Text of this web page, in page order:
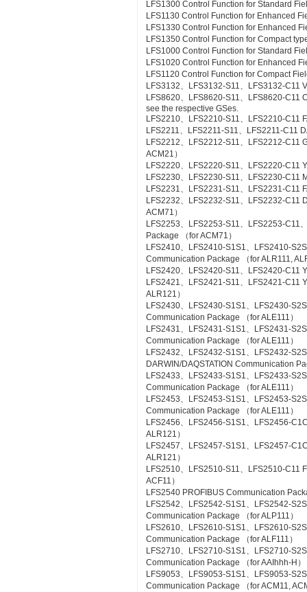
LFS1300 Control Function for Standard
LFS1130 Control Function for Enhanced
LFS1330 Control Function for Enhanced
LFS1350 Control Function for Compact
LFS1000 Control Function for Standard
LFS1020 Control Function for Enhanced
LFS1120 Control Function for Compact
LFS3132、LFS3132-S11、LFS3132-C11
LFS8620、LFS8620-S11、LFS8620-C11
see the respective GSes.
LFS2210、LFS2210-S11、LFS2210-C11
LFS2211、LFS2211-S11、LFS2211-C11
LFS2212、LFS2212-S11、LFS2212-C11
ACM21）
LFS2220、LFS2220-S11、LFS2220-C11
LFS2230、LFS2230-S11、LFS2230-C11
LFS2231、LFS2231-S11、LFS2231-C11
LFS2232、LFS2232-S11、LFS2232-C11
ACM71）
LFS2253、LFS2253-S11、LFS2253-C11
Package （for ACM71）
LFS2410、LFS2410-S1S1、LFS2410-
Communication Package （for ALR111,
LFS2420、LFS2420-S11、LFS2420-C11
LFS2421、LFS2421-S11、LFS2421-C11
ALR121）
LFS2430、LFS2430-S1S1、LFS2430-
Communication Package （for ALE111）
LFS2431、LFS2431-S1S1、LFS2431-
Communication Package （for ALE111）
LFS2432、LFS2432-S1S1、LFS2432-
DARWIN/DAQSTATION Communication
LFS2433、LFS2433-S1S1、LFS2433-
Communication Package （for ALE111）
LFS2453、LFS2453-S1S1、LFS2453-
Communication Package （for ALE111）
LFS2456、LFS2456-S1S1、LFS2456-
ALR121）
LFS2457、LFS2457-S1S1、LFS2457-
ALR121）
LFS2510、LFS2510-S11、LFS2510-C11
ACF11）
LFS2540 PROFIBUS Communication
LFS2542、LFS2542-S1S1、LFS2542-
Communication Package （for ALP111）
LFS2610、LFS2610-S1S1、LFS2610-
Communication Package （for ALF111）
LFS2710、LFS2710-S1S1、LFS2710-
Communication Package （for AAIhhh-H）
LFS9053、LFS9053-S1S1、LFS9053-
Communication Package （for ACM11,